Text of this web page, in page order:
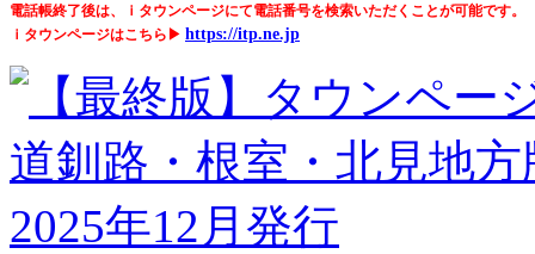
電話帳終了後は、ｉタウンページにて電話番号を検索いただくことが可能です。
ｉタウンページはこちら▶ https://itp.ne.jp